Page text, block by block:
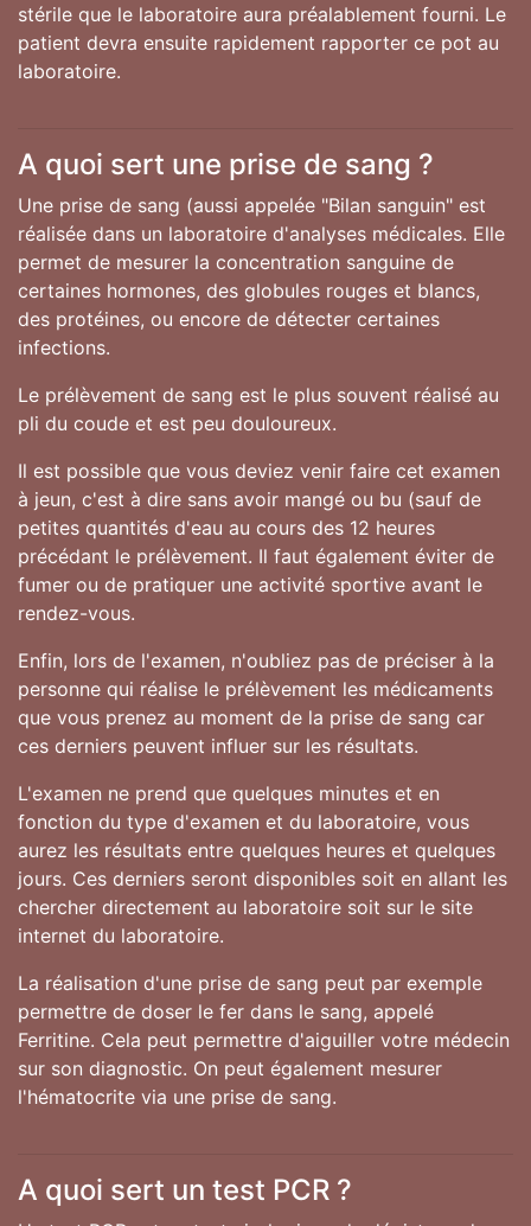
stérile que le laboratoire aura préalablement fourni. Le
patient devra ensuite rapidement rapporter ce pot au
laboratoire.
A quoi sert une prise de sang ?
Une prise de sang (aussi appelée "Bilan sanguin" est
réalisée dans un laboratoire d'analyses médicales. Elle
permet de mesurer la concentration sanguine de
certaines hormones, des globules rouges et blancs,
des protéines, ou encore de détecter certaines
infections.
Le prélèvement de sang est le plus souvent réalisé au
pli du coude et est peu douloureux.
Il est possible que vous deviez venir faire cet examen
à jeun, c'est à dire sans avoir mangé ou bu (sauf de
petites quantités d'eau au cours des 12 heures
précédant le prélèvement. Il faut également éviter de
fumer ou de pratiquer une activité sportive avant le
rendez-vous.
Enfin, lors de l'examen, n'oubliez pas de préciser à la
personne qui réalise le prélèvement les médicaments
que vous prenez au moment de la prise de sang car
ces derniers peuvent influer sur les résultats.
L'examen ne prend que quelques minutes et en
fonction du type d'examen et du laboratoire, vous
aurez les résultats entre quelques heures et quelques
jours. Ces derniers seront disponibles soit en allant les
chercher directement au laboratoire soit sur le site
internet du laboratoire.
La réalisation d'une prise de sang peut par exemple
permettre de doser le fer dans le sang, appelé
Ferritine. Cela peut permettre d'aiguiller votre médecin
sur son diagnostic. On peut également mesurer
l'hématocrite via une prise de sang.
A quoi sert un test PCR ?